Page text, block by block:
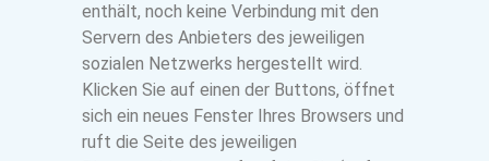
enthält, noch keine Verbindung mit den
Servern des Anbieters des jeweiligen
sozialen Netzwerks hergestellt wird.
Klicken Sie auf einen der Buttons, öffnet
sich ein neues Fenster Ihres Browsers und
ruft die Seite des jeweiligen